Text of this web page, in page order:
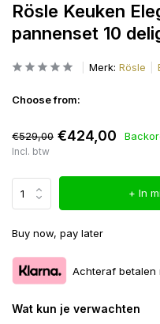
Rösle Keuken
pannenset 10
Merk: Rösle
Choose from:
€529,00 €424,00
Incl. btw
+ In
Buy now, pay later
Achteraf betalen
Wat kun je verwachten